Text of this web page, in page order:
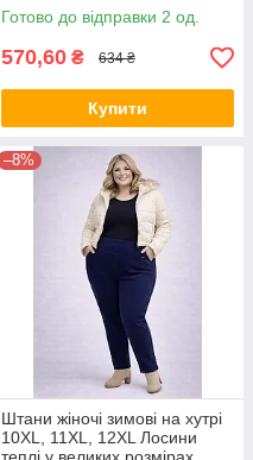
батал 5XL Чорний
Готово до відправки 2 од.
570,60 ₴ 634 ₴
Купити
–8%
Штани жіночі зимові на хутрі
10XL, 11XL, 12XL Лосини